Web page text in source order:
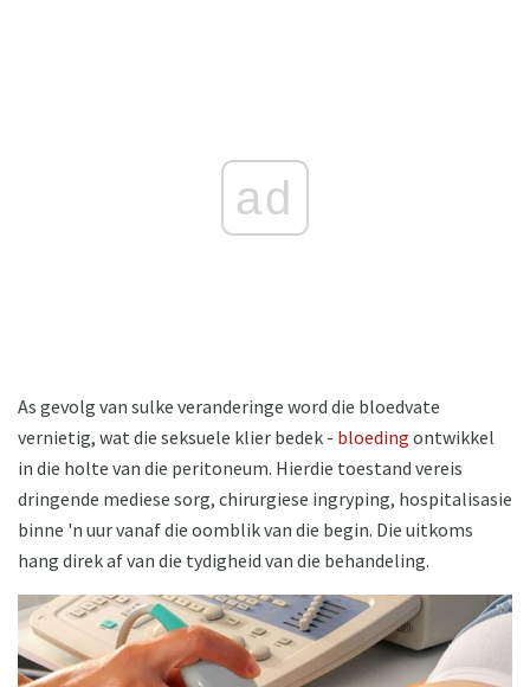
ad
As gevolg van sulke veranderinge word die bloedvate
vernietig, wat die seksuele klier bedek - bloeding ontwikkel
in die holte van die peritoneum. Hierdie toestand vereis
dringende mediese sorg, chirurgiese ingryping, hospitalisasie
binne 'n uur vanaf die oomblik van die begin. Die uitkoms
hang direk af van die tydigheid van die behandeling.